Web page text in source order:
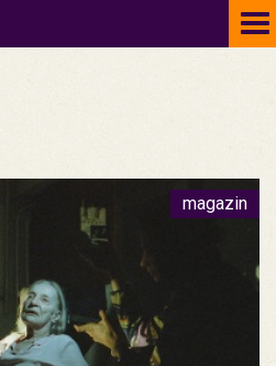
magazin